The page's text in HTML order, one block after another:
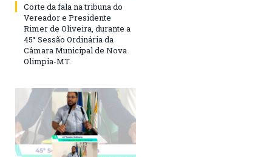
Corte da fala na tribuna do
Vereador e Presidente
Rimer de Oliveira, durante a
45° Sessão Ordinária da
Câmara Municipal de Nova
Olimpia-MT.